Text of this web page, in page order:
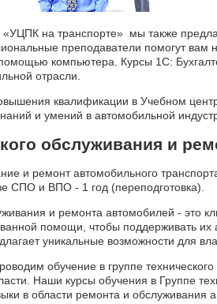
на транспорте» мы также
преподаватели помогут вам
компьютера. Курсы 1С:
отрасли.
квалификации в Учебном
и умений в автомобильной
обслуживания и
и ремонт автомобильного
СПО и ВПО - 1 год (переподготовка).
и ремонта автомобилей - это
помощи, чтобы поддерживать их
уникальные возможности для
обучение в группе
Наши курсы обучения в Группе
в области ремонта и обслуживания